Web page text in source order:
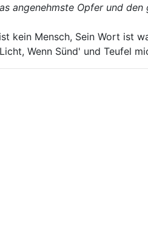
angenehmste Opfer und
kein Mensch, Sein Wort ist
Wenn Sünd' und Teufel